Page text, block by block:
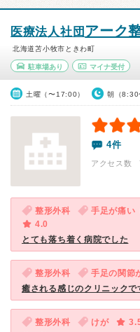
医療法人社団 アーク
北海道苫小牧市ときわ町
駐車場あり マイナ受付
土曜（〜17:00） 朝（8:30
4件
アクセス数
整形外科
手足が痛い
4.0
とても落ち着く病院でした
整形外科 手足の関節
癒される感じのクリニックで
整形外科 けが